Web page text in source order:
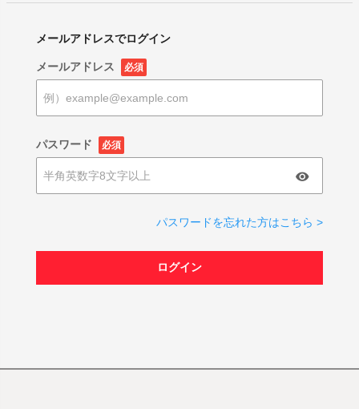
メールアドレスでログイン
メールアドレス 必須
パスワード 必須
パスワードを忘れた方はこちら >
ログイン